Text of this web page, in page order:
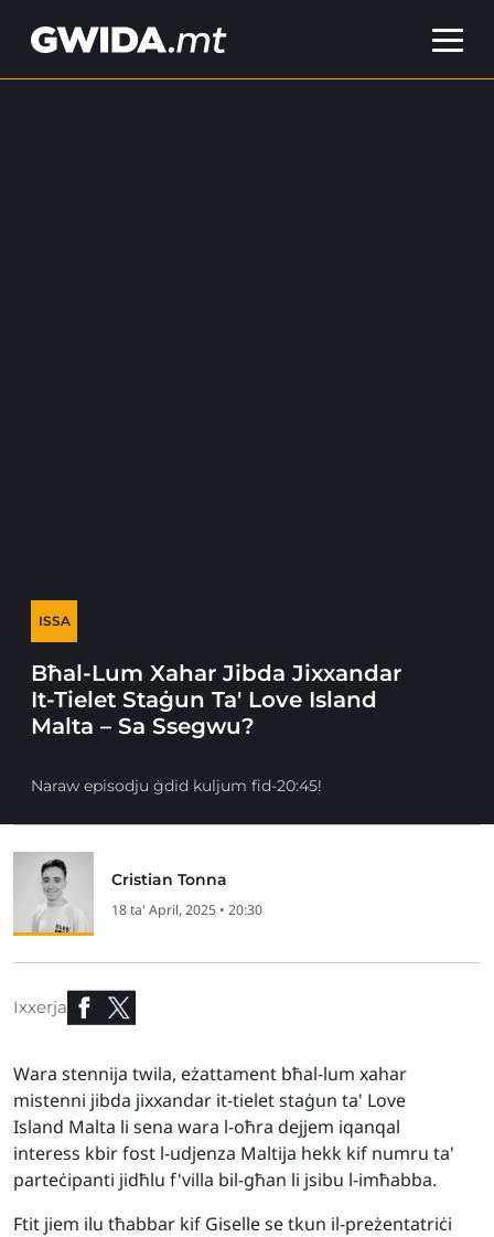
ISSA
Bħal-Lum Xahar Jibda Jixxandar
It-Tielet Staġun Ta' Love Island
Malta – Sa Ssegwu?
Naraw episodju ġdid kuljum fid-20:45!
Cristian Tonna
18 ta' April, 2025 • 20:30
Ixxerja
Wara stennija twila, eżattament bħal-lum xahar
mistenni jibda jixxandar it-tielet staġun ta' Love
Island Malta li sena wara l-oħra dejjem iqanqal
interess kbir fost l-udjenza Maltija hekk kif numru ta'
parteċipanti jidħlu f'villa bil-għan li jsibu l-imħabba.
Ftit jiem ilu tħabbar kif Giselle se tkun il-preżentatriċi